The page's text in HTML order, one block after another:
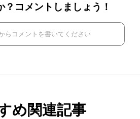
コメントしましょう！
らコメントを書いてください
め関連記事